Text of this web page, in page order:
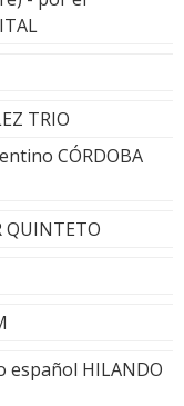
TRIO
CÓRDOBA
QUINTETO
español HILANDO